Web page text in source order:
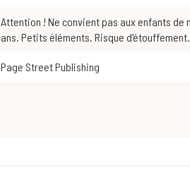
Attention ! Ne convient pas aux enfants de moins de 3
ans. Petits éléments. Risque d'étouffement.
Page Street Publishing